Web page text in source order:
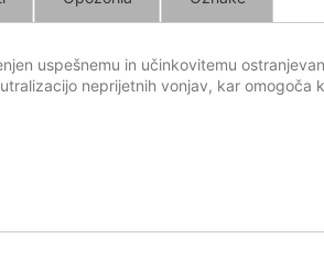
uspešnemu in učinkovitemu
neprijetnih vonjav, kar